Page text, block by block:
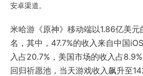
安卓渠道。
米哈游《原神》移动端以1.86亿美
名，其中，47.7%的收入来自中国
入占20.7%，美国市场的收入占
回归祈愿池，当天游戏收入飙升至